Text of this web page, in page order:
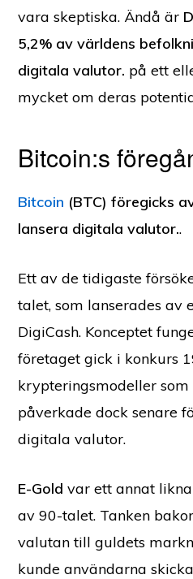
vara skeptiska. Ändå är
5,2% av världens
digitala valutor. på ett
mycket om deras
Bitcoin:s
Bitcoin (BTC) föregicks
lansera digitala valutor..
Ett av de tidigaste
talet, som lanserades av
DigiCash. Konceptet
företaget gick i konkurs
krypteringsmodeller
påverkade dock senare
digitala valutor.
E-Gold var ett annat
av 90-talet. Tanken
valutan till guldets
kunde användarna